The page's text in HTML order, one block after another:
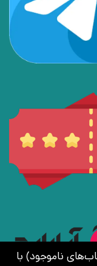
ناموجود) با